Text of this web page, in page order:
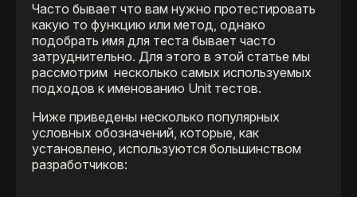
Часто бывает что вам нужно протестировать
какую то функцию или метод, однако
подобрать имя для теста бывает часто
затруднительно. Для этого в этой статье мы
рассмотрим несколько самых используемых
подходов к именованию Unit тестов.
Ниже приведены несколько популярных
условных обозначений, которые, как
установлено, используются большинством
разработчиков: